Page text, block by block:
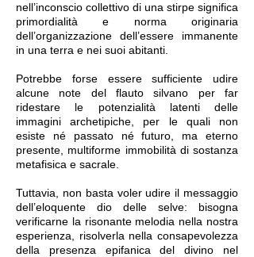
nell’inconscio collettivo di una stirpe significa
primordialità e norma originaria
dell’organizzazione dell’essere immanente
in una terra e nei suoi abitanti.
Potrebbe forse essere sufficiente udire
alcune note del flauto silvano per far
ridestare le potenzialità latenti delle
immagini archetipiche, per le quali non
esiste né passato né futuro, ma eterno
presente, multiforme immobilità di sostanza
metafisica e sacrale.
Tuttavia, non basta voler udire il messaggio
dell’eloquente dio delle selve: bisogna
verificarne la risonante melodia nella nostra
esperienza, risolverla nella consapevolezza
della presenza epifanica del divino nel